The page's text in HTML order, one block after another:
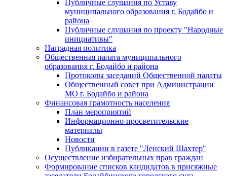
Публичные слушания по Уставу
муниципального образования г. Бодайбо и
района
Публичные слушания по проекту "Народные
инициативы"
Наградная политика
Общественная палата муниципального
образования г. Бодайбо и района
Протоколы заседаний Общественной палаты
Общественный совет при Администрации
МО г. Бодайбо и района
Финансовая грамотность населения
План мероприятий
Информационно-просветительские
материалы
Новости
Публикации в газете "Ленский Шахтер"
Осуществление избирательных прав граждан
Формирование списков кандидатов в присяжные